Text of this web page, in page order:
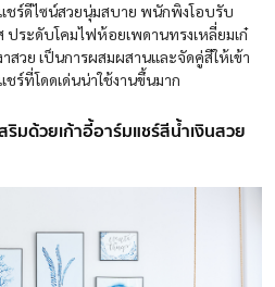
ชร์ดีไซน์สวยนุ่มสบาย พนักพิงโอบรับ
ประดับโคมไฟห้อยเพดานทรงเหลี่ยมเก๋
สวย เป็นการผสมผสานและจัดคู่สีให้เข้า
ร์ที่โดดเด่นน่าใช้งานขึ้นมาก
ริมด้วยเก้าอี้อาร์มแชร์สีน้ำเงินสวย